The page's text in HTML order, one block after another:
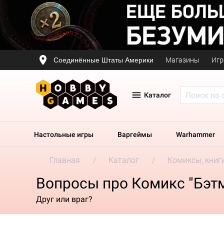
Соединённые Штаты Америки Магазины
Каталог
Настольные игры Варгеймы Warhammer
Главная Каталог Комиксы,
Вопросы про Комикс
Друг или враг?